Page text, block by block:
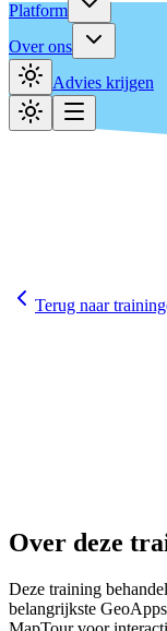
Platform
Over ons
Advies krijgen
Terug naar
Over deze
Deze training
belangrijkste